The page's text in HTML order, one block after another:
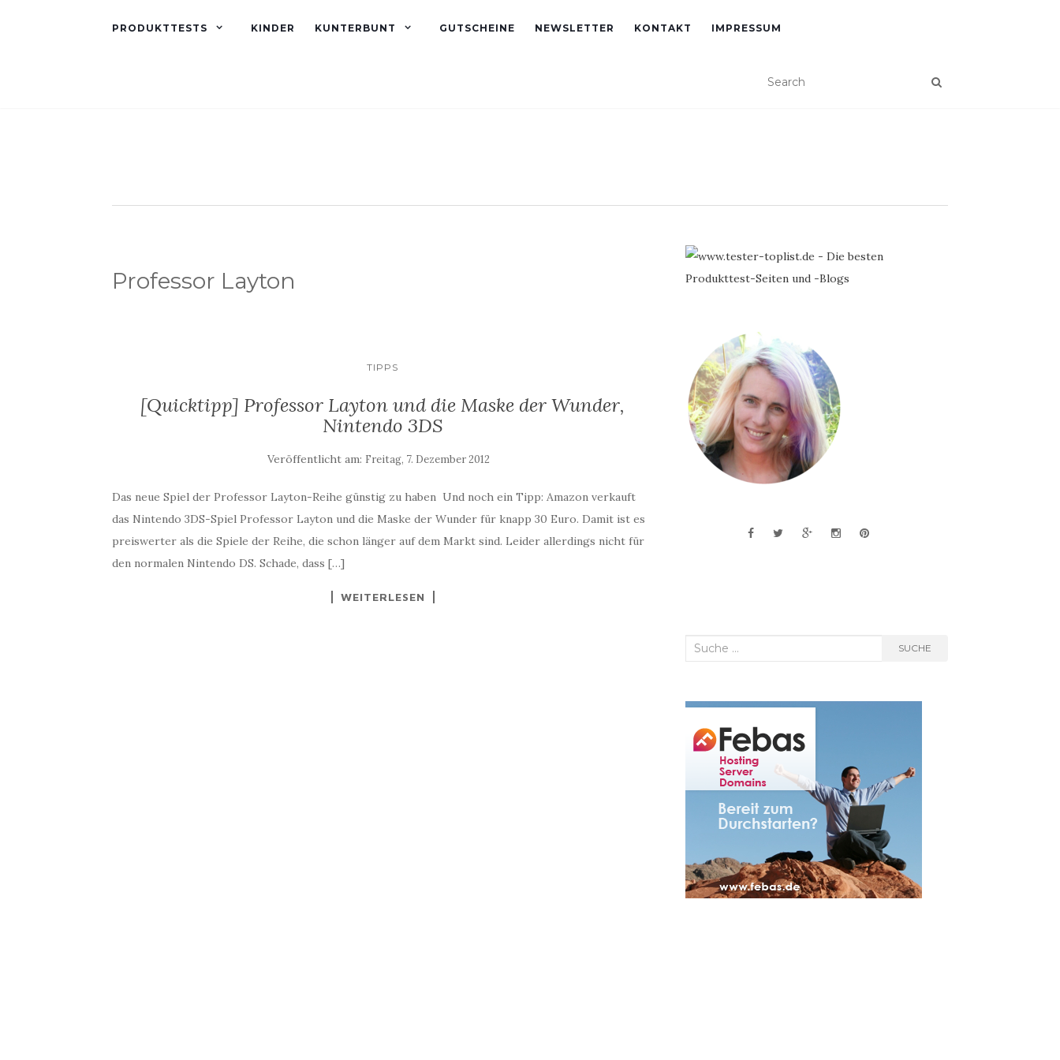
PRODUKTTESTS KINDER KUNTERBUNT GUTSCHEINE NEWSLETTER KONTAKT IMPRESSUM
Professor Layton
TIPPS
[Quicktipp] Professor Layton und die Maske der Wunder,
Nintendo 3DS
Veröffentlicht am: Freitag, 7. Dezember 2012
Das neue Spiel der Professor Layton-Reihe günstig zu haben Und noch ein Tipp: Amazon verkauft
das Nintendo 3DS-Spiel Professor Layton und die Maske der Wunder für knapp 30 Euro. Damit ist es
preiswerter als die Spiele der Reihe, die schon länger auf dem Markt sind. Leider allerdings nicht für
den normalen Nintendo DS. Schade, dass […]
WEITERLESEN
Suche
SUCHE